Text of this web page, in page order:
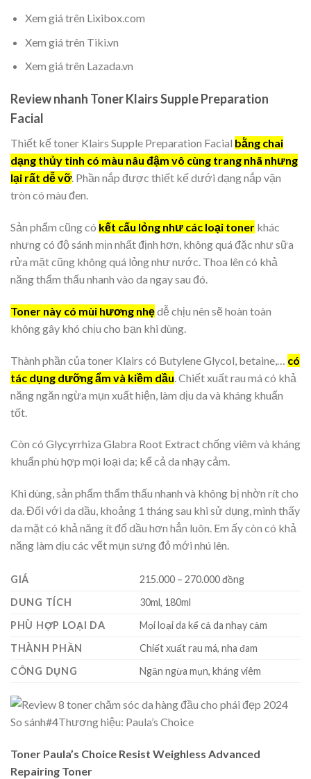
Xem giá trên Lixibox.com
Xem giá trên Tiki.vn
Xem giá trên Lazada.vn
Review nhanh Toner Klairs Supple Preparation
Facial
Thiết kế toner Klairs Supple Preparation Facial bằng chai
dạng thủy tinh có màu nâu đậm vô cùng trang nhã nhưng
lại rất dễ vỡ. Phần nắp được thiết kế dưới dạng nắp vặn
tròn có màu đen.
Sản phẩm cũng có kết cấu lỏng như các loại toner khác
nhưng có độ sánh mịn nhất định hơn, không quá đặc như sữa
rửa mặt cũng không quá lỏng như nước. Thoa lên có khả
năng thẩm thấu nhanh vào da ngay sau đó.
Toner này có mùi hương nhẹdễ chịu nên sẽ hoàn toàn
không gây khó chịu cho bạn khi dùng.
Thành phần của toner Klairs có Butylene Glycol, betaine,… có
tác dụng dưỡng ẩm và kiềm dầu . Chiết xuất rau má có khả
năng ngăn ngừa mụn xuất hiện, làm dịu da và kháng khuẩn
tốt.
Còn có Glycyrrhiza Glabra Root Extract chống viêm và kháng
khuẩn phù hợp mọi loại da; kể cả da nhạy cảm.
Khi dùng, sản phẩm thẩm thấu nhanh và không bị nhờn rít cho
da. Đối với da dầu, khoảng 1 tháng sau khi sử dụng, mình thấy
da mặt có khả năng ít đổ dầu hơn hẳn luôn. Em ấy còn có khả
năng làm dịu các vết mụn sưng đỏ mới nhú lên.
GIÁ
215.000 – 270.000 đồng
DUNG TÍCH
30ml, 180ml
PHÙ HỢP LOẠI DA
Mọi loại da kể cả da nhạy cảm
THÀNH PHẦN
Chiết xuất rau má, nha đam
CÔNG DỤNG
Ngăn ngừa mụn, kháng viêm
So sánh#4Thương hiệu: Paula’s Choice
Toner Paula’s Choice Resist Weighless Advanced
Repairing Toner